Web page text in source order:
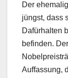
Der
jüngst, dass
Dafürhalten
befinden.
Auffassung,